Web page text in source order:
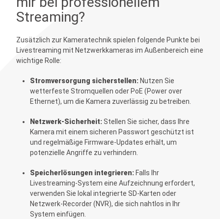
Streaming?
Zusätzlich zur Kameratechnik spielen folgende Punkte bei
Livestreaming mit Netzwerkkameras im Außenbereich eine
wichtige Rolle:
Stromversorgung sicherstellen:Nutzen Sie
wetterfeste Stromquellen oder PoE (Power over
Ethernet), um die Kamera zuverlässig zu betreiben.
Netzwerk-Sicherheit:Stellen Sie sicher, dass Ihre
Kamera mit einem sicheren Passwort geschützt ist
und regelmäßige Firmware-Updates erhält, um
potenzielle Angriffe zu verhindern.
Speicherlösungen integrieren:Falls Ihr
Livestreaming-System eine Aufzeichnung erfordert,
verwenden Sie lokal integrierte SD-Karten oder
Netzwerk-Recorder (NVR), die sich nahtlos in Ihr
System einfügen.